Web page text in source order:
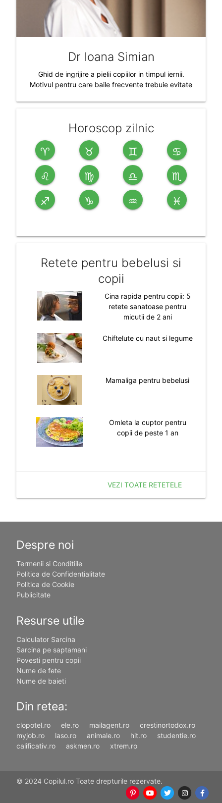
Dr Ioana Simian
Ghid de ingrijire a pielii copiilor in timpul iernii.
Motivul pentru care baile frecvente trebuie evitate
Horoscop zilnic
♈ ♉ ♊ ♋
♌ ♍ ♎ ♏
♐ ♑ ♒ ♓
Retete pentru bebelusi si
copii
Cina rapida pentru copii: 5
retete sanatoase pentru
micutii de 2 ani
Chiftelute cu naut si legume
Mamaliga pentru bebelusi
Omleta la cuptor pentru
copii de peste 1 an
VEZI TOATE RETETELE
Despre noi
Termenii si Conditiile
Politica de Confidentialitate
Politica de Cookie
Publicitate
Resurse utile
Calculator Sarcina
Sarcina pe saptamani
Povesti pentru copii
Nume de fete
Nume de baieti
Din retea:
clopotel.ro ele.ro mailagent.ro
crestinortodox.ro
myjob.ro
laso.ro animale.ro hit.ro
studentie.ro
calificativ.ro
askmen.ro xtrem.ro
© 2024 Copilul.ro Toate drepturile rezervate.